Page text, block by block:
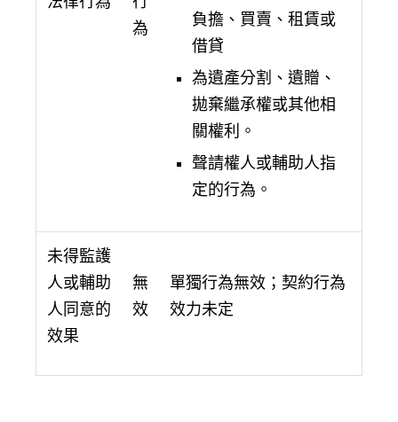
為
負擔、買賣、租賃或
借貸
為遺產分割、遺贈、
拋棄繼承權或其他相
關權利。
聲請權人或輔助人指
定的行為。
未得監護
人或輔助
人同意的
效果
無
效
單獨行為無效；契約行為
效力未定